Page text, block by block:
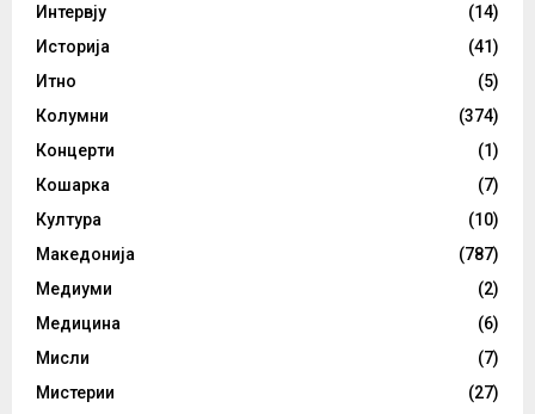
Интервју
(14)
Историја
(41)
Итно
(5)
Колумни
(374)
Концерти
(1)
Кошарка
(7)
Култура
(10)
Македонија
(787)
Медиуми
(2)
Медицина
(6)
Мисли
(7)
Мистерии
(27)